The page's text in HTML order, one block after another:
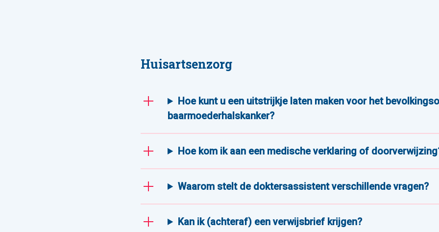
Huisartsenzorg
Hoe kunt u een uitstrijkje laten maken voor het
baarmoederhalskanker?
Hoe kom ik aan een medische verklaring of
Waarom stelt de doktersassistent verschillende vragen?
Kan ik (achteraf) een verwijsbrief krijgen?